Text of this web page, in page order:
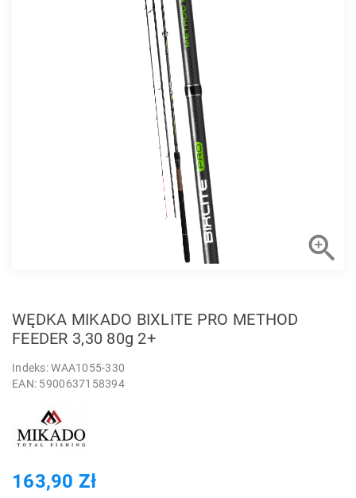

WĘDKA MIKADO BIXLITE PRO METHOD
FEEDER 3,30 80g 2+
Indeks: WAA1055-330
EAN: 5900637158394
163,90 Zł